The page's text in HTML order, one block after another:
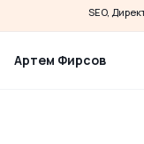
SEO,
Артем Фирсов